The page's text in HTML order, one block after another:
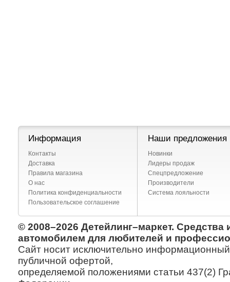
Информация
Контакты
Доставка
Правила магазина
О нас
Политика конфиденциальности
Пользовательское соглашение
Наши предложения
Новинки
Лидеры продаж
Спецпредложение
Производители
Система лояльности
© 2008–2026 Детейлинг–маркет. Средства
автомобилем для любителей и
Сайт носит исключительно информационный
публичной офертой,
определяемой положениями статьи 437(2)